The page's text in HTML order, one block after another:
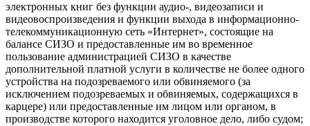
электронных книг без функции аудио-, видеозаписи и
видеовоспроизведения и функции выхода в информационно-
телекоммуникационную сеть «Интернет», состоящие на
балансе СИЗО и предоставленные им во временное
пользование администрацией СИЗО в качестве
дополнительной платной услуги в количестве не более одного
устройства на подозреваемого или обвиняемого (за
исключением подозреваемых и обвиняемых, содержащихся в
карцере) или предоставленные им лицом или органом, в
производстве которого находится уголовное дело, либо судом;